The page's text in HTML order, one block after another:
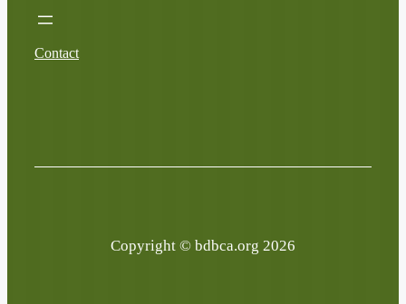
Contact
Copyright © bdbca.org 2026